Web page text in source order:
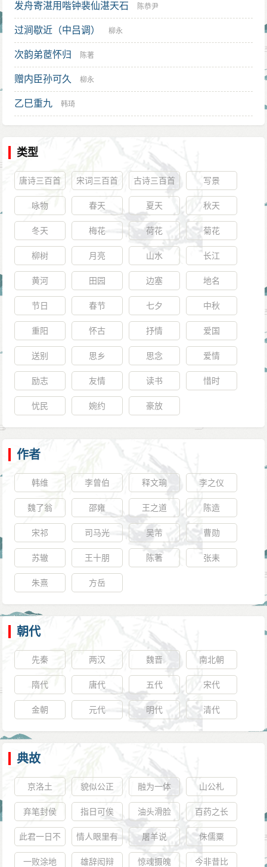
教来会。） 刘克庄
发舟寄湛用喈钟裴仙湛天石 陈恭尹
过涧歇近（中吕调） 柳永
次韵弟茝怀归 陈著
赠内臣孙可久 柳永
乙巳重九 韩琦
类型
唐诗三百首 宋词三百首 古诗三百首 写景
咏物 春天 夏天 秋天
冬天 梅花 荷花 菊花
柳树 月亮 山水 长江
黄河 田园 边塞 地名
节日 春节 七夕 中秋
重阳 怀古 抒情 爱国
送别 思乡 思念 爱情
励志 友情 读书 惜时
忧民 婉约 豪放
作者
韩维 李曾伯 释文珦 李之仪
魏了翁 邵雍 王之道 陈造
宋祁 司马光 吴芾 曹勋
苏辙 王十朋 陈著 张耒
朱熹 方岳
朝代
先秦 两汉 魏晋 南北朝
隋代 唐代 五代 宋代
金朝 元代 明代 清代
典故
京洛土 貌似公正 融为一体 山公札
弃笔封侯 指日可俟 油头滑脸 百药之长
此君一日不
可无
情人眼里有
西施
屠羊说 侏儒粟
一败涂地 雄辞闳辩 惊魂摄魄 今非昔比